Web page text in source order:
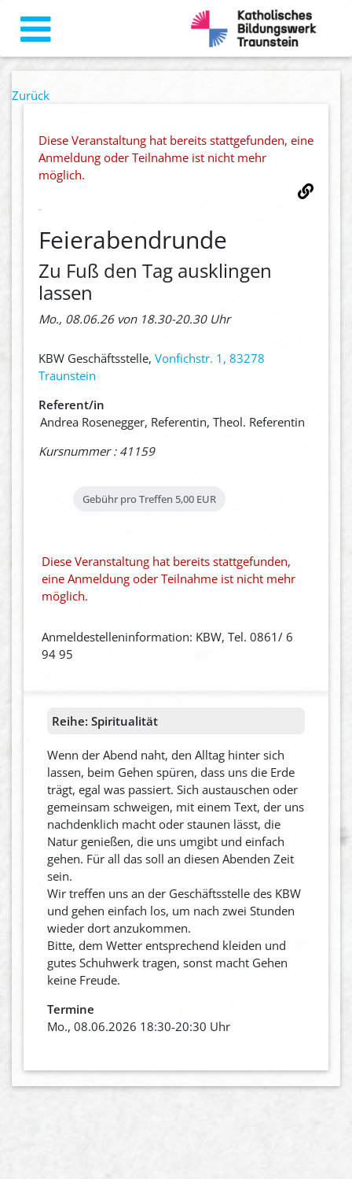
Zurück
Diese Veranstaltung hat bereits stattgefunden, eine
Anmeldung oder Teilnahme ist nicht mehr
möglich.
Feierabendrunde
Zu Fuß den Tag ausklingen
lassen
Mo., 08.06.26 von 18.30-20.30 Uhr
KBW Geschäftsstelle, Vonfichstr. 1, 83278
Traunstein
Referent/in
Andrea Rosenegger, Referentin, Theol. Referentin
Kursnummer : 41159
Gebühr pro Treffen 5,00 EUR
Diese Veranstaltung hat bereits stattgefunden,
eine Anmeldung oder Teilnahme ist nicht mehr
möglich.
Anmeldestelleninformation: KBW, Tel. 0861/ 6
94 95
Reihe: Spiritualität
Wenn der Abend naht, den Alltag hinter sich
lassen, beim Gehen spüren, dass uns die Erde
trägt, egal was passiert. Sich austauschen oder
gemeinsam schweigen, mit einem Text, der uns
nachdenklich macht oder staunen lässt, die
Natur genießen, die uns umgibt und einfach
gehen. Für all das soll an diesen Abenden Zeit
sein.
Wir treffen uns an der Geschäftsstelle des KBW
und gehen einfach los, um nach zwei Stunden
wieder dort anzukommen.
Bitte, dem Wetter entsprechend kleiden und
gutes Schuhwerk tragen, sonst macht Gehen
keine Freude.
Termine
Mo., 08.06.2026 18:30-20:30 Uhr